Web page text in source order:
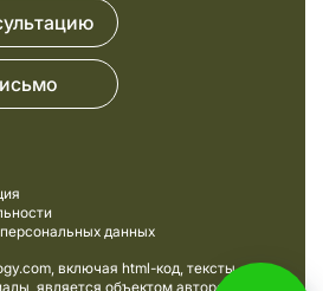
данных
включая html-код, тексты,
является объектом авторского